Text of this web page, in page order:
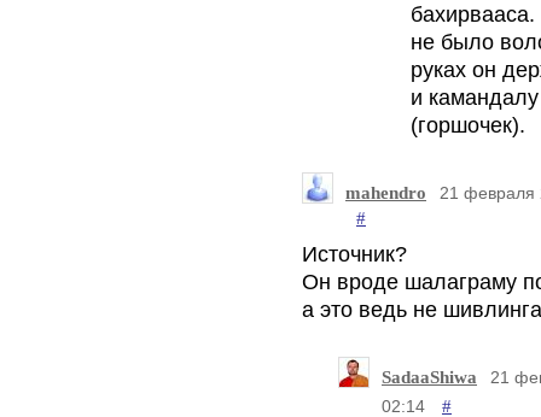
не было
руках он
и камандалу
(горшочек).
mahendro 21 февраля
#
Источник?
Он вроде шалаграму
а это ведь не
SadaaShiwa
21
02:14
#